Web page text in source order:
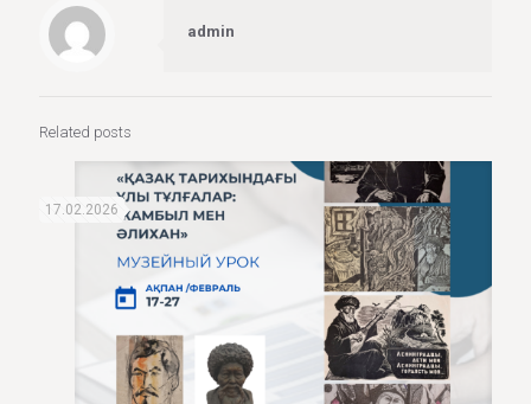
admin
Related posts
17.02.2026